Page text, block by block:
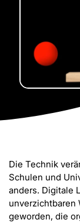
Die Technik
Schulen und
anders. Digitale
unverzichtbaren
geworden, die